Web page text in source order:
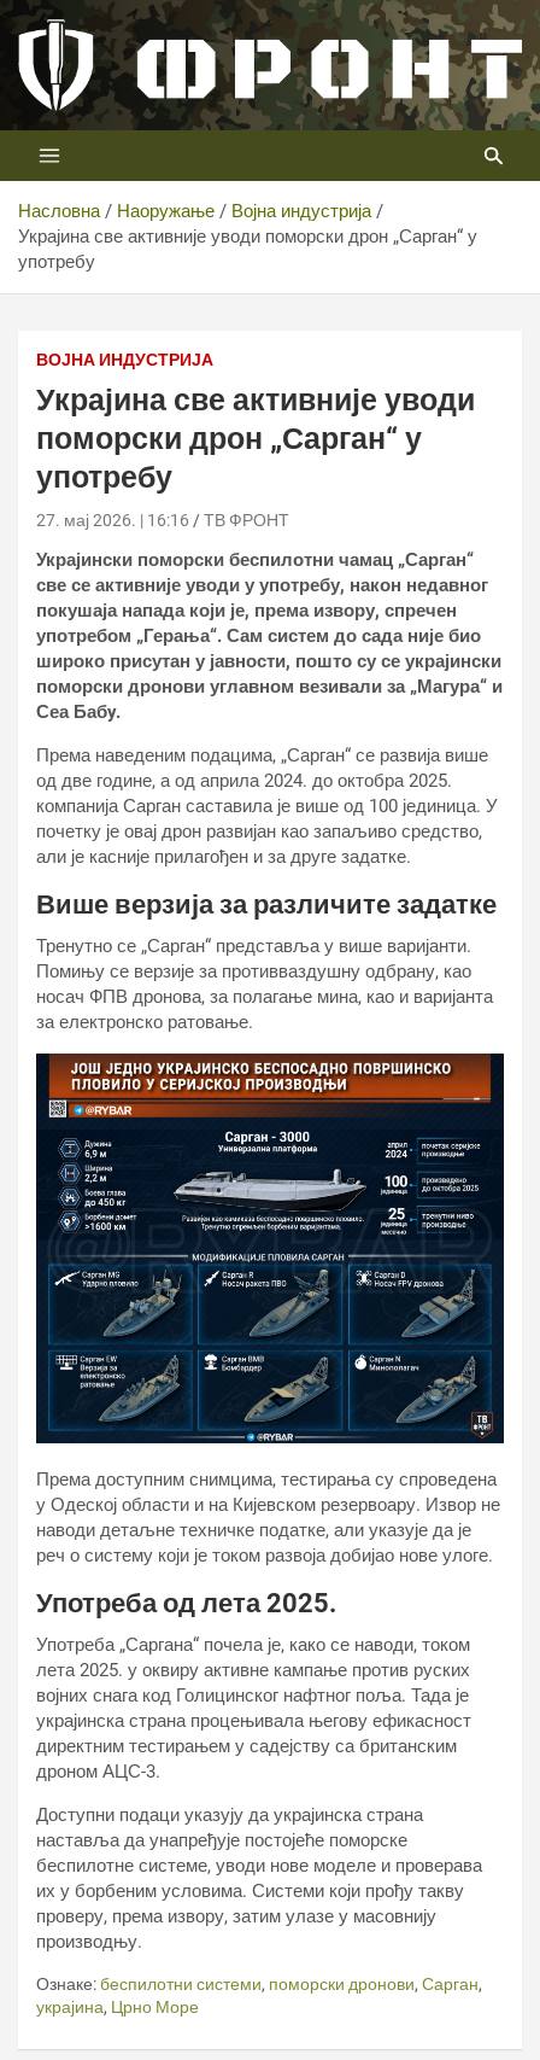
Скип
цонтент
Телевизија ФРОНТ
Први војни канал у Србији
Насловна Наоружање
Војна индустрија
Украјина све активније уводи поморски дрон „Сарган“ у
употребу
ВОЈНА ИНДУСТРИЈА
Украјина све активније уводи
поморски дрон „Сарган“ у
употребу
27. мај 2026. | 16:16 ТВ ФРОНТ
Украјински поморски беспилотни чамац „Сарган“
све се активније уводи у употребу, након недавног
покушаја напада који је, према извору, спречен
употребом „Герања“. Сам систем до сада није био
широко присутан у јавности, пошто су се украјински
поморски дронови углавном везивали за „Магура“ и
Сеа Бабy.
Према наведеним подацима, „Сарган“ се развија више
од две године, а од априла 2024. до октобра 2025.
компанија Сарган саставила је више од 100 јединица. У
почетку је овај дрон развијан као запаљиво средство,
али је касније прилагођен и за друге задатке.
Више верзија за различите задатке
Тренутно се „Сарган“ представља у више варијанти.
Помињу се верзије за противваздушну одбрану, као
носач ФПВ дронова, за полагање мина, као и варијанта
за електронско ратовање.
Према доступним снимцима, тестирања су спроведена
у Одеској области и на Кијевском резервоару. Извор не
наводи детаљне техничке податке, али указује да је
реч о систему који је током развоја добијао нове улоге.
Употреба од лета 2025.
Употреба „Саргана“ почела је, како се наводи, током
лета 2025. у оквиру активне кампање против руских
војних снага код Голицинског нафтног поља. Тада је
украјинска страна процењивала његову ефикасност
директним тестирањем у садејству са британским
дроном АЦС-3.
Доступни подаци указују да украјинска страна
наставља да унапређује постојеће поморске
беспилотне системе, уводи нове моделе и проверава
их у борбеним условима. Системи који прођу такву
проверу, према извору, затим улазе у масовнију
производњу.
Ознаке:беспилотни системи, поморски дронови, Сарган,
украјина, Црно Море